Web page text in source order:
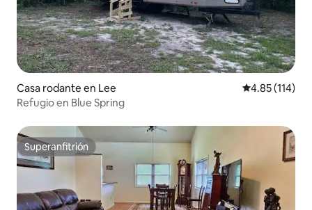
Casa rodante en Lee Calificación
4.85 (114)
Refugio en Blue Spring
Superanfitrión
Superanfitrión